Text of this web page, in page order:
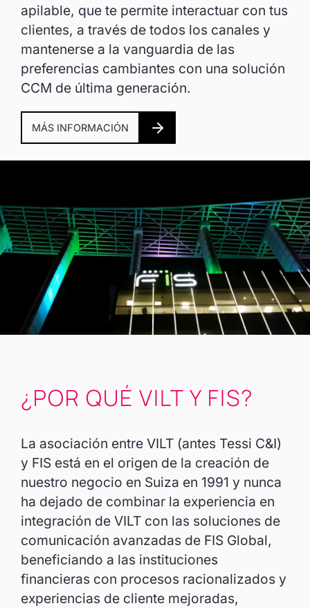
apilable, que te permite interactuar con tus
clientes, a través de todos los canales y
mantenerse a la vanguardia de las
preferencias cambiantes con una solución
CCM de última generación.
MÁS INFORMACIÓN
¿POR QUÉ VILT Y FIS?
La asociación entre VILT (antes Tessi C&I)
y FIS está en el origen de la creación de
nuestro negocio en Suiza en 1991 y nunca
ha dejado de combinar la experiencia en
integración de VILT con las soluciones de
comunicación avanzadas de FIS Global,
beneficiando a las instituciones
financieras con procesos racionalizados y
experiencias de cliente mejoradas,